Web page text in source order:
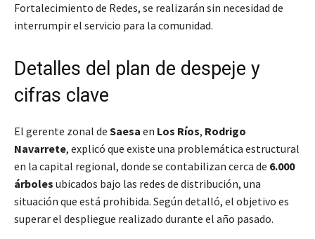
Fortalecimiento de Redes, se realizarán sin necesidad de
interrumpir el servicio para la comunidad.
Detalles del plan de despeje y
cifras clave
El gerente zonal de Saesa en Los Ríos, Rodrigo
Navarrete, explicó que existe una problemática estructural
en la capital regional, donde se contabilizan cerca de 6.000
árboles ubicados bajo las redes de distribución, una
situación que está prohibida. Según detalló, el objetivo es
superar el despliegue realizado durante el año pasado.